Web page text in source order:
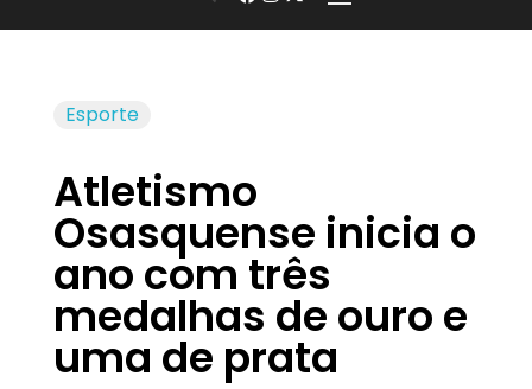
Esporte
Atletismo
Osasquense inicia o
ano com três
medalhas de ouro e
uma de prata